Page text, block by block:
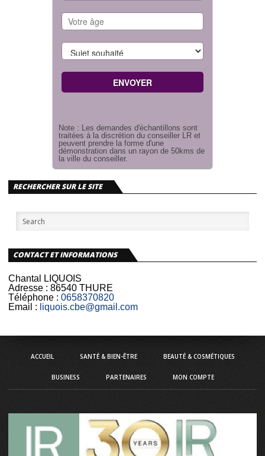
Note : Les demandes d'échantillons sont
traitées à la discrétion du conseiller LR et
peuvent prendre la forme d'une
démonstration dans un rayon de 50kms de
la ville du conseiller.
RECHERCHER SUR LE SITE
CONTACT ET INFORMATIONS
Chantal LIQUOIS
Adresse : 86540 THURE
Téléphone : 0658370820
Email : liquois.cbe@gmail.com
ACCUEIL SANTÉ & BIEN-ÊTRE BEAUTÉ & COSMÉTIQUES
BUSINESS PARTENAIRES MON COMPTE